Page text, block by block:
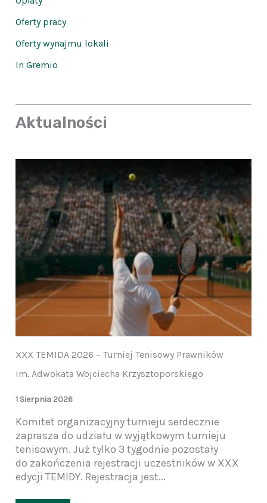
Oferty pracy
Oferty wynajmu lokali
In Gremio
Aktualności
XXX TEMIDA 2026 – Turniej Tenisowy Prawników
im. Adwokata Wojciecha Krzysztoporskiego
1 Sierpnia 2026
Komitet organizacyjny turnieju serdecznie
zaprasza do udziału w wyjątkowym turnieju
tenisowym. Już tylko 3 tygodnie pozostały
do zakończenia rejestracji uczestników w XXX
edycji TEMIDY. Rejestracja jest...